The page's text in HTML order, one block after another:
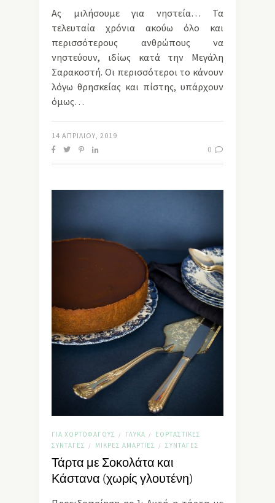
Ας μιλήσουμε για νηστεία… Τα
τελευταία χρόνια ακούω όλο και
περισσότερους ανθρώπους να
νηστεύουν, ιδίως κατά την Μεγάλη
Σαρακοστή. Οι περισσότεροι το κάνουν
λόγω θρησκείας και πίστης, υπάρχουν
όμως…
14 ΑΠΡΙΛΊΟΥ, 2019
0
ΓΙΑ ΧΟΡΤΟΦΆΓΟΥΣ / ΓΛΥΚΆ /
ΕΟΡΤΑΣΤΙΚΈΣ
ΣΥΝΤΑΓΈΣ
/ ΜΙΚΡΈΣ ΑΜΑΡΤΊΕΣ / ΣΥΝΤΑΓΈΣ
Τάρτα με Σοκολάτα και
Κάστανα (χωρίς γλουτένη)